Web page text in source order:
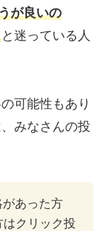
が良いの
と迷っている人
可能性もあり
みなさんの投
あった方
クリック投